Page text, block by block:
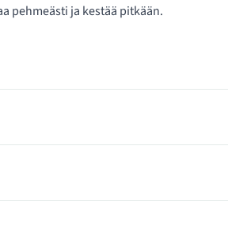
pehmeästi ja kestää pitkään.